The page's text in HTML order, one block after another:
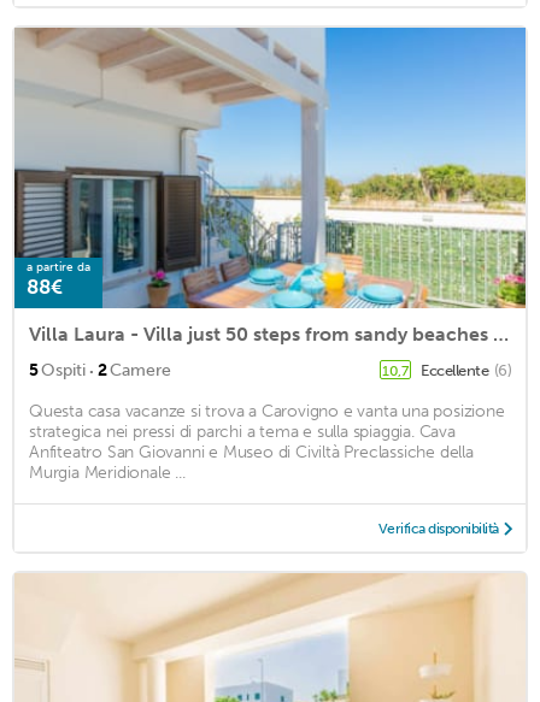
a partire da
88€
Villa Laura - Villa just 50 steps from sandy beaches - wi-fi free
5Ospiti · 2Camere 10,7 Eccellente (6)
Questa casa vacanze si trova a Carovigno e vanta una posizione
strategica nei pressi di parchi a tema e sulla spiaggia. Cava
Anfiteatro San Giovanni e Museo di Civiltà Preclassiche della
Murgia Meridionale ...
Verifica disponibilità